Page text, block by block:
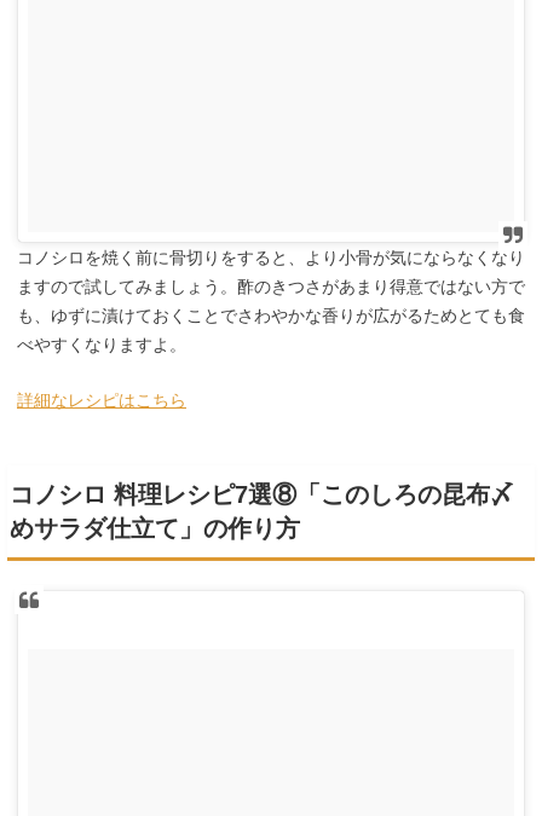
コノシロを焼く前に骨切りをすると、より小骨が気にならなくなり
ますので試してみましょう。酢のきつさがあまり得意ではない方で
も、ゆずに漬けておくことでさわやかな香りが広がるためとても食
べやすくなりますよ。
詳細なレシピはこちら
コノシロ 料理レシピ7選⑧「このしろの昆布〆
めサラダ仕立て」の作り方